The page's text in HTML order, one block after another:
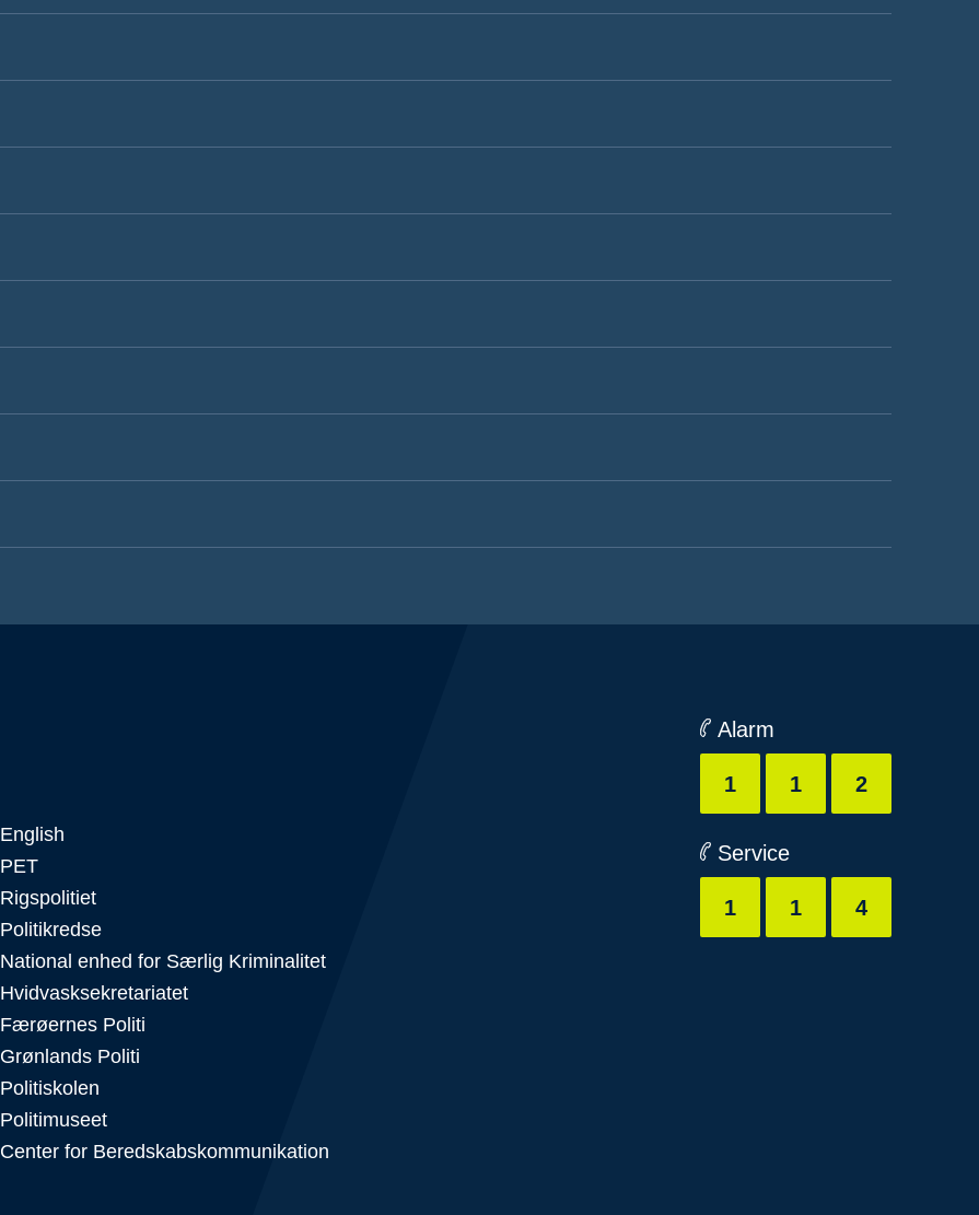
English
PET
Rigspolitiet
Politikredse
National enhed for Særlig Kriminalitet
Hvidvasksekretariatet
Færøernes Politi
Grønlands Politi
Politiskolen
Politimuseet
Center for Beredskabskommunikation
Alarm
1 1 2
Service
1 1 4